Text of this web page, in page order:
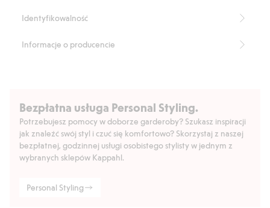
Identyfikowalność
Informacje o producencie
Bezpłatna usługa Personal Styling.
Potrzebujesz pomocy w doborze garderoby? Szukasz inspiracji
jak znaleźć swój styl i czuć się komfortowo? Skorzystaj z naszej
bezpłatnej, godzinnej usługi osobistego stylisty w jednym z
wybranych sklepów Kappahl.
Personal Styling